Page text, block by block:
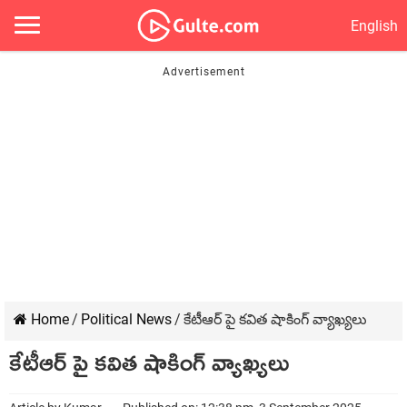
English
Home/ Political News/ కేటీఆర్ పై కవిత షాకింగ్ వ్యాఖ్యలు
కేటీఆర్ పై కవిత షాకింగ్ వ్యాఖ్యలు